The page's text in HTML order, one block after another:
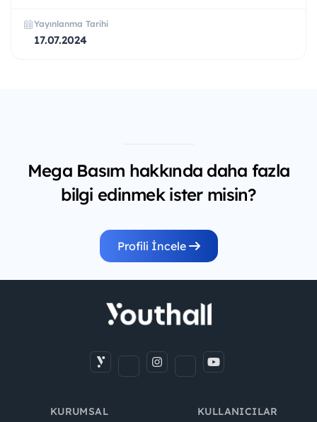
Yayınlanma Tarihi
17.07.2024
Mega Basım hakkında daha fazla
bilgi edinmek ister misin?
Profili İncele
KURUMSAL KULLANICILAR